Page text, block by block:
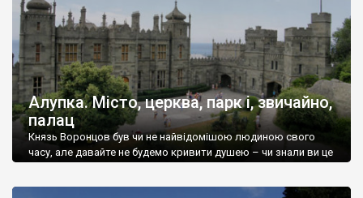
Алупка. Місто, церква, парк і, звичайно,
палац
Князь Воронцов був чи не найвідомішою людиною свого
часу, але давайте не будемо кривити душею – чи знали ви це